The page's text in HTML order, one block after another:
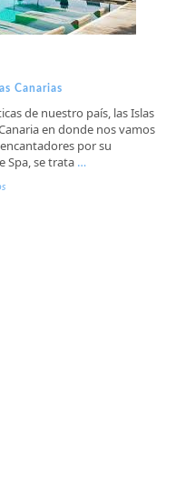
Canarias
de nuestro país, las Islas
en donde nos vamos
por su
Spa, se trata …